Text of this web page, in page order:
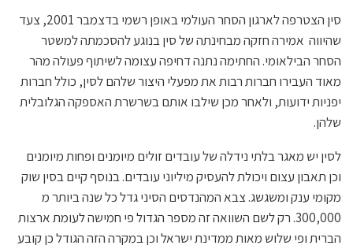
סין הצטרפה לארגון הסחר העולמי באופן רשמי בדצמבר 2001, צעד
שהיווה אמירה חזקה מבחינתה של סין בנוגע להסכמתה למשטר
הסחר הבילאומי. החתימה נתנה דחיפה עצומה לשיתוף פעולה מהר
מאוד העבירו חברות רבות את מפעלי היצור שלהם לסין, כולל חברות
יפניות ידועות, ולאחר מכן שילבו אותם בשרשרת האספקה הגלובלית
שלהן.
לסין יש מאגר בלתי נידלה של עובדים זולים מיומנים ופחות מיומנים
וכן תאבון עצום ויכולת להעסיק מיליוני עובדים. בנוסף קיים בסין שוק
מקומי ענק ומשגשג. צבא המהנדסים הסיני גדל כל שנה ביותר מ
300,000. רק לשם השוואה זה מספר הגדול פי חמישה לעומת ארצות
הברית ופי שלוש מאות ממדינת ישראל וכן במקרה הזה הגודל כן קובע